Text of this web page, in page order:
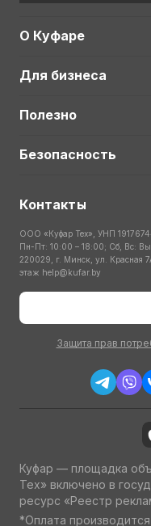
О Куфаре
Для бизнеса
Полезно
Безопасность
Контакты
ООО «Куфар Тех», УНП
Пн-Пт: 10:00 – 18:00; Сб, Вс:
220029, г. Минск, ул. Красная
этаж help@kufar.by
Защита прав
Куфар — площадка
Тех» включено в
ресурс «Реестр
*Оплата